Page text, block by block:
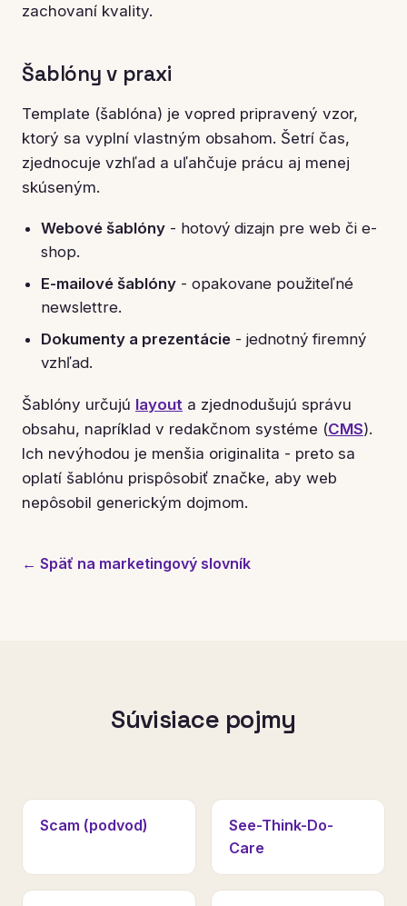
zachovaní kvality.
Šablóny v praxi
Template (šablóna) je vopred pripravený vzor,
ktorý sa vyplní vlastným obsahom. Šetrí čas,
zjednocuje vzhľad a uľahčuje prácu aj menej
skúseným.
Webové šablóny- hotový dizajn pre web či e-
shop.
E-mailové šablóny- opakovane použiteľné
newslettre.
Dokumenty a prezentácie- jednotný firemný
vzhľad.
Šablóny určujú layout a zjednodušujú správu
obsahu, napríklad v redakčnom systéme (CMS).
Ich nevýhodou je menšia originalita - preto sa
oplatí šablónu prispôsobiť značke, aby web
nepôsobil generickým dojmom.
← Späť na marketingový slovník
Súvisiace pojmy
Scam (podvod)
See-Think-Do-
Care